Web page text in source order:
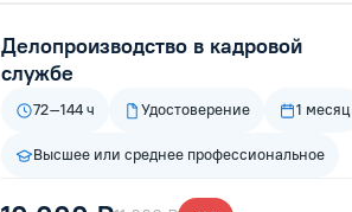
Делопроизводство в кадровой
службе
72–144 ч Удостоверение 1 месяц
Высшее или среднее профессиональное